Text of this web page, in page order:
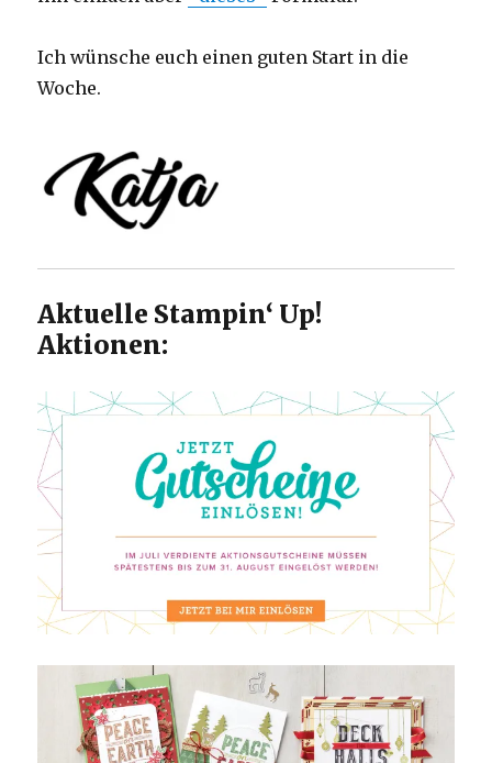
Ich wünsche euch einen guten Start in die
Woche.
Aktuelle Stampin‘ Up!
Aktionen: